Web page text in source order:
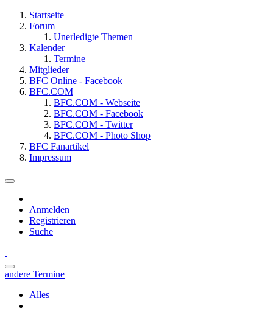
Startseite
Forum
Unerledigte Themen
Kalender
Termine
Mitglieder
BFC Online - Facebook
BFC.COM
BFC.COM - Webseite
BFC.COM - Facebook
BFC.COM - Twitter
BFC.COM - Photo Shop
BFC Fanartikel
Impressum
Anmelden
Registrieren
Suche
andere Termine
Alles